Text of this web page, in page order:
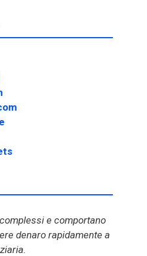
e comportano
denaro rapidamente a